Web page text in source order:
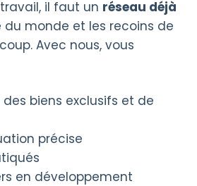
il faut un réseau déjà
du monde et les recoins de
Avec nous, vous
biens exclusifs et de
précise
en développement